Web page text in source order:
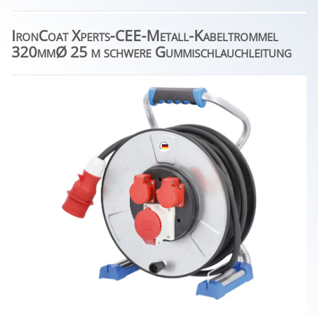
IronCoat Xperts-CEE-Metall-Kabeltrommel
320mmØ 25 m schwere Gummischlauchleitung